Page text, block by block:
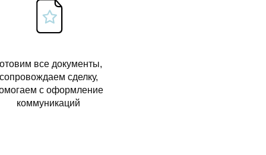
все документы,
сделку,
с оформление
коммуникаций